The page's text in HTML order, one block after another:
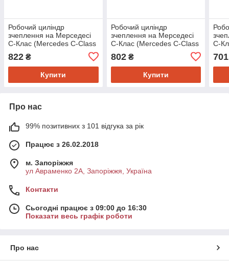
Робочий циліндр
зчеплення на Мерседесі
C-Клас (Mercedes C-Class
Class W124, W210, W211,
W212,
822 ₴
Купити
Робочий циліндр
зчеплення на Мерседесі
C-Клас (Mercedes C-Class
Class W124, W210, W211,
W212,
802₴
Купити
C-
701
Про нас
99% позитивних з 101 відгука за рік
Працює з 26.02.2018
м. Запоріжжя
ул Авраменко 2А, Запоріжжя, Україна
Контакти
Сьогодні працює з 09:00 до 16:30
Показати весь графік роботи
Про нас